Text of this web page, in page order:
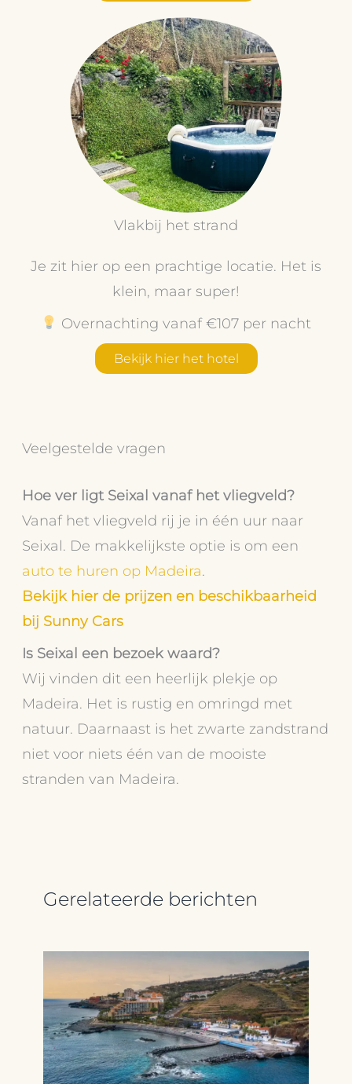
Vlakbij het strand
Je zit hier op een prachtige locatie. Het is
klein, maar super!
Overnachting vanaf €107 per nacht
Bekijk hier het hotel
Veelgestelde vragen
Hoe ver ligt Seixal vanaf het vliegveld?
Vanaf het vliegveld rij je in één uur naar
Seixal. De makkelijkste optie is om een
auto te huren op Madeira.
Bekijk hier de prijzen en beschikbaarheid
bij Sunny Cars
Is Seixal een bezoek waard?
Wij vinden dit een heerlijk plekje op
Madeira. Het is rustig en omringd met
natuur. Daarnaast is het zwarte zandstrand
niet voor niets één van de mooiste
stranden van Madeira.
Gerelateerde berichten